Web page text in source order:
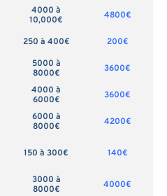
4000 à
10,000€
4800€
250 à 400€
200€
5000 à
8000€
3600€
4000 à
6000€
3600€
6000 à
8000€
4200€
150 à 300€ 140€
3000 à
8000€
4000€